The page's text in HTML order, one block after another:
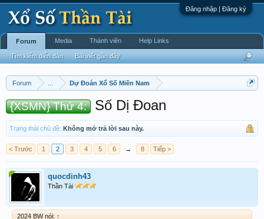
Đăng nhập | Đăng ký
Forum Dự Đoán Xổ Số Miền Nam
{XSMN} Thứ 4: Số Dị Đoan
Trạng thái chủ đề: Không mở trả lời sau này.
< Trước 1 2 3 4 5 6 → 8 Tiếp >
quocdinh43
Thần Tài
2024 BW nói: ↑
Forum
Tìm kiếm diễn đàn Bài viết gần đây
Media Thành viên Help Links